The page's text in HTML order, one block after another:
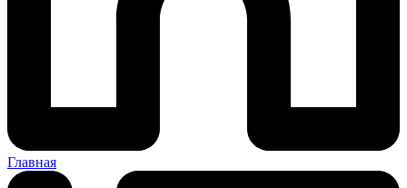
Главная